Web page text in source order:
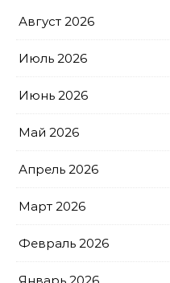
Август 2026
Июль 2026
Июнь 2026
Май 2026
Апрель 2026
Март 2026
Февраль 2026